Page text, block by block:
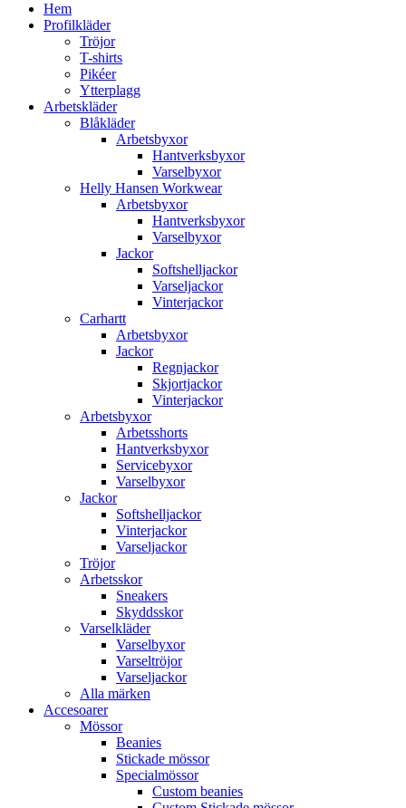
Hem
Profilkläder
Tröjor
T-shirts
Pikéer
Ytterplagg
Arbetskläder
Blåkläder
Arbetsbyxor
Hantverksbyxor
Varselbyxor
Helly Hansen Workwear
Arbetsbyxor
Hantverksbyxor
Varselbyxor
Jackor
Softshelljackor
Varseljackor
Vinterjackor
Carhartt
Arbetsbyxor
Jackor
Regnjackor
Skjortjackor
Vinterjackor
Arbetsbyxor
Arbetsshorts
Hantverksbyxor
Servicebyxor
Varselbyxor
Jackor
Softshelljackor
Vinterjackor
Varseljackor
Tröjor
Arbetsskor
Sneakers
Skyddsskor
Varselkläder
Varselbyxor
Varseltröjor
Varseljackor
Alla märken
Accesoarer
Mössor
Beanies
Stickade mössor
Specialmössor
Custom beanies